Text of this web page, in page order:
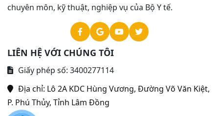
chuyên môn, kỹ thuật, nghiệp vụ của Bộ Y tế.
LIÊN HỆ VỚI CHÚNG TÔI
Giấy phép số: 3400277114
Địa chỉ: Lô 2A KDC Hùng Vương, Đường Võ Văn Kiệt,
P. Phú Thủy, Tỉnh Lâm Đồng